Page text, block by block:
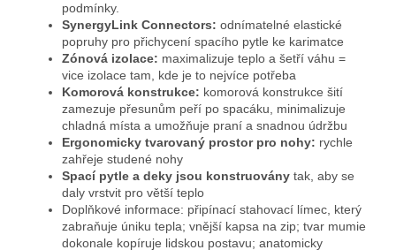
podmínky.
SynergyLink Connectors: odnímatelné elastické
popruhy pro přichycení spacího pytle ke karimatce
Zónová izolace: maximalizuje teplo a šetří váhu =
vice izolace tam, kde je to nejvíce potřeba
Komorová konstrukce: komorová konstrukce šití
zamezuje přesunům peří po spacáku, minimalizuje
chladná místa a umožňuje praní a snadnou údržbu
Ergonomicky tvarovaný prostor pro nohy: rychle
zahřeje studené nohy
Spací pytle a deky jsou konstruovány tak, aby se
daly vrstvit pro větší teplo
Doplňkové informace: připínací stahovací límec, který
zabraňuje úniku tepla; vnější kapsa na zip; tvar mumie
dokonale kopíruje lidskou postavu; anatomicky